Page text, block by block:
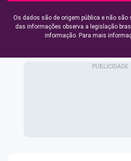
Os dados são de origem pública e não
das informações observa a legislação
informação. Para mais